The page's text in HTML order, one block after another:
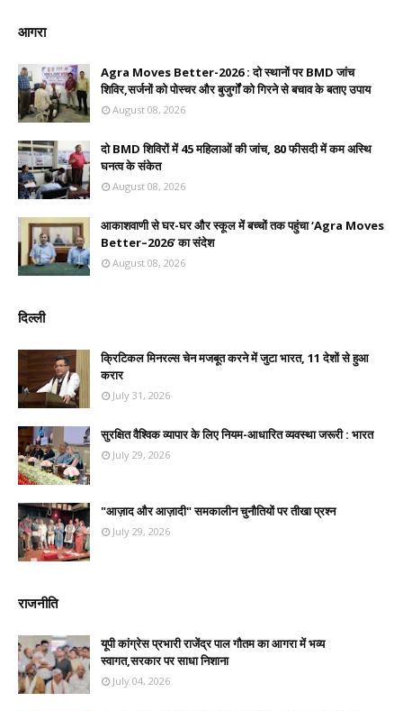
आगरा
Agra Moves Better-2026 : दो स्थानों पर BMD जांच
शिविर,सर्जनों को पोस्चर और बुजुर्गों को गिरने से बचाव के बताए उपाय
August 08, 2026
दो BMD शिविरों में 45 महिलाओं की जांच, 80 फीसदी में कम अस्थि
घनत्व के संकेत
August 08, 2026
आकाशवाणी से घर-घर और स्कूल में बच्चों तक पहुंचा ‘Agra Moves
Better–2026’ का संदेश
August 08, 2026
दिल्ली
क्रिटिकल मिनरल्स चेन मजबूत करने में जुटा भारत, 11 देशों से हुआ
करार
July 31, 2026
सुरक्षित वैश्विक व्यापार के लिए नियम-आधारित व्यवस्था जरूरी : भारत
July 29, 2026
"आज़ाद और आज़ादी" समकालीन चुनौतियों पर तीखा प्रश्न
July 29, 2026
राजनीति
यूपी कांग्रेस प्रभारी राजेंद्र पाल गौतम का आगरा में भव्य
स्वागत,सरकार पर साधा निशाना
July 04, 2026